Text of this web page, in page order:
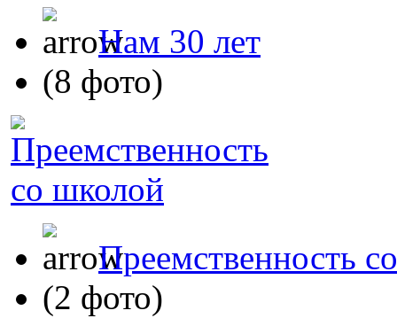
Нам 30 лет
(8 фото)
Преемственность
(2 фото)